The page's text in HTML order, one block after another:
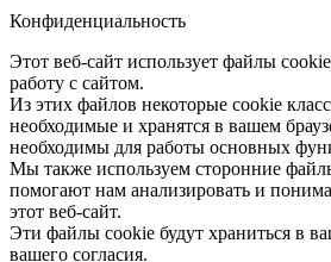
Конфиденциальность
Этот веб-сайт использует файлы
работу с сайтом.
Из этих файлов некоторые cookie
необходимые и хранятся в вашем
необходимы для работы основных
Мы также используем сторонние
помогают нам анализировать и
этот веб-сайт.
Эти файлы cookie будут храниться в
вашего согласия.